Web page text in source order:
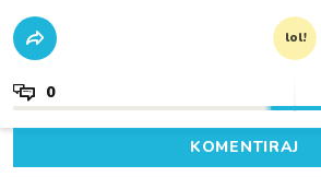
lol!
0
KOMENTIRAJ